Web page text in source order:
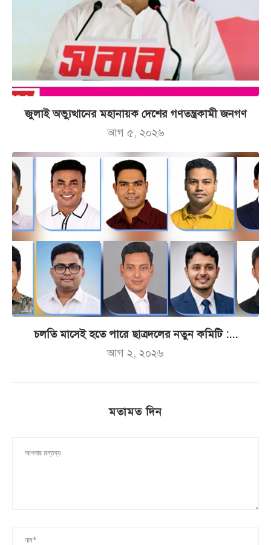
জুলাই অভ্যুত্থানের মহানায়ক দেশের গণতন্ত্রকামী জনগণ
আগ ৫, ২০২৬
চলতি মাসেই হতে পারে ছাত্রদলের নতুন কমিটি :...
আগ ২, ২০২৬
মতামত দিন